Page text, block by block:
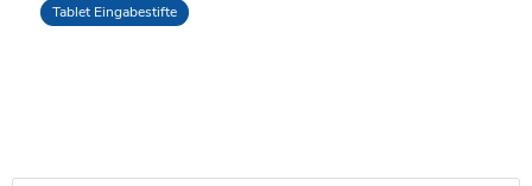
Tablet Eingabestifte